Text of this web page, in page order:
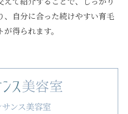
、自分に合った続けやすい育毛
得られます。
ンス美容室